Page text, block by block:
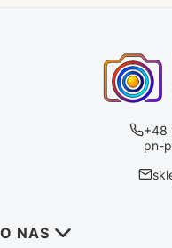
+48
pn-
Linki w stopce
O NAS